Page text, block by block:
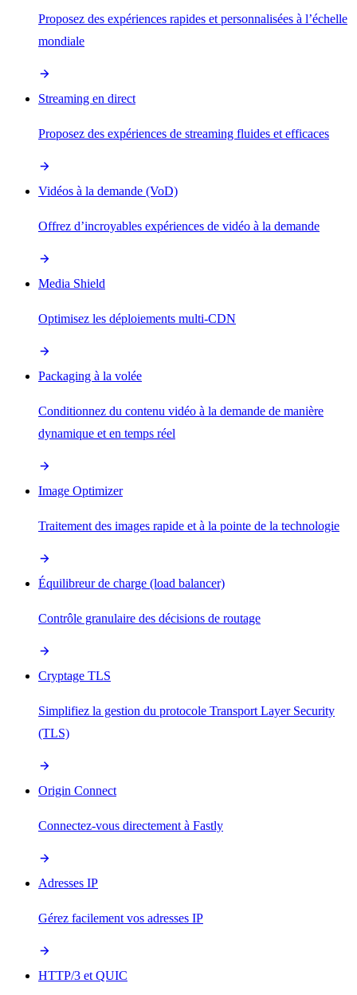
Proposez des expériences rapides et personnalisées à l’échelle
mondiale
Streaming en direct
Proposez des expériences de streaming fluides et efficaces
Vidéos à la demande (VoD)
Offrez d’incroyables expériences de vidéo à la demande
Media Shield
Optimisez les déploiements multi-CDN
Packaging à la volée
Conditionnez du contenu vidéo à la demande de manière
dynamique et en temps réel
Image Optimizer
Traitement des images rapide et à la pointe de la technologie
Équilibreur de charge (load balancer)
Contrôle granulaire des décisions de routage
Cryptage TLS
Simplifiez la gestion du protocole Transport Layer Security
(TLS)
Origin Connect
Connectez-vous directement à Fastly
Adresses IP
Gérez facilement vos adresses IP
HTTP/3 et QUIC